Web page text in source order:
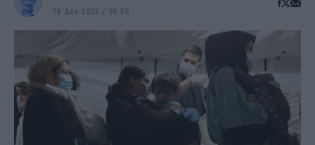
16 Δεκ 2022
08:30